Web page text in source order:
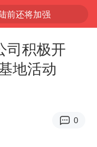
前还将加强
案嫌犯夏某钢落网
将晋级四强
热门”窄化“热爱”
日出坠崖1死1伤
司积极开
地活动
0